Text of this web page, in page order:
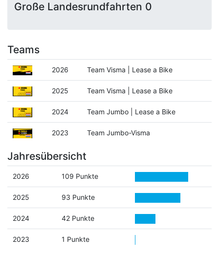
Große Landesrundfahrten 0
Teams
2026 Team Visma | Lease a Bike
2025 Team Visma | Lease a Bike
2024 Team Jumbo | Lease a Bike
2023 Team Jumbo-Visma
Jahresübersicht
2026 109 Punkte
2025 93 Punkte
2024 42 Punkte
2023 1 Punkte